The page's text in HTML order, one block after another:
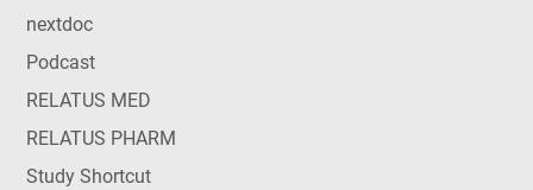
nextdoc
Podcast
RELATUS MED
RELATUS PHARM
Study Shortcut